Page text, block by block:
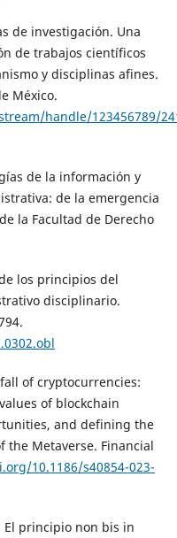
de investigación. Una
de trabajos científicos
y disciplinas afines.
México.
handle/123456789/
de la información y
de la emergencia
la Facultad de Derecho
los principios del
disciplinario.
of cryptocurrencies:
of blockchain
and defining the
the Metaverse. Financial
10.1186/s40854-023-
El principio non bis in